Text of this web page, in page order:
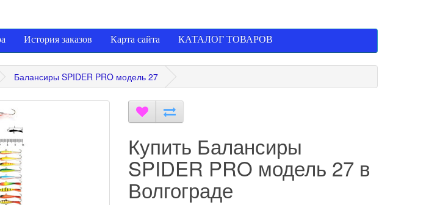
История заказов Карта сайта КАТАЛОГ ТОВАРОВ
Балансиры SPIDER PRO модель 27
Купить Балансиры
SPIDER PRO модель 27 в
Волгограде